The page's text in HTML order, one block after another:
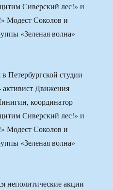
Сиверский лес!» и
Модест Соколов и
«Зеленая волна»
Петербургской студии
Движения
координатор
Сиверский лес!» и
Модест Соколов и
«Зеленая волна»